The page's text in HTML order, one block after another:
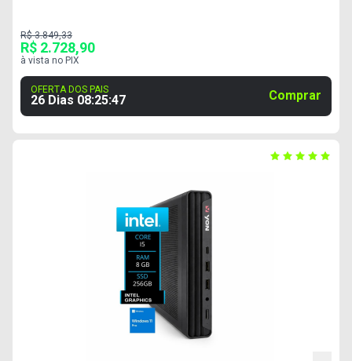
R$ 3.849,33
R$ 2.728,90
à vista no PIX
OFERTA DOS PAIS
26 Dias 08:25:46 Comprar